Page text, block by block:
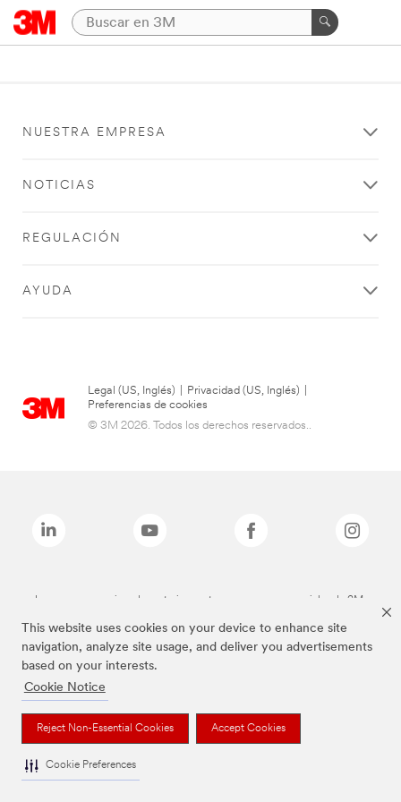
This website uses cookies on your device to enhance site
navigation, analyze site usage, and deliver you advertisements
based on your interests.
Cookie Notice
Reject Non-Essential Cookies Accept Cookies
Cookie Preferences
NUESTRA EMPRESA
NOTICIAS
REGULACIÓN
AYUDA
Legal (US, Inglés) Privacidad (US, Inglés)
Preferencias de cookies
© 3M 2026. Todos los derechos reservados..
Las marcas mencionadas anteriormente son marcas comerciales de 3M.